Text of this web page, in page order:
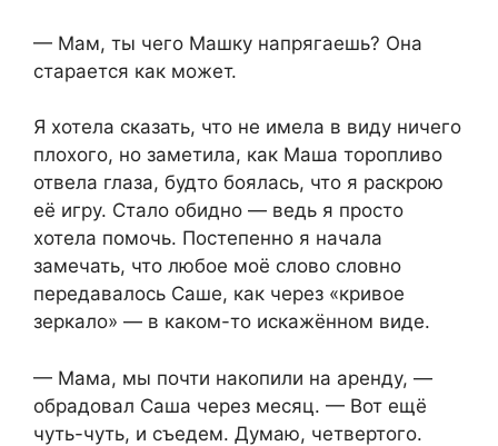
— Мам, ты чего Машку напрягаешь? Она
старается как может.
Я хотела сказать, что не имела в виду ничего
плохого, но заметила, как Маша торопливо
отвела глаза, будто боялась, что я раскрою
её игру. Стало обидно — ведь я просто
хотела помочь. Постепенно я начала
замечать, что любое моё слово словно
передавалось Саше, как через «кривое
зеркало» — в каком-то искажённом виде.
— Мама, мы почти накопили на аренду, —
обрадовал Саша через месяц. — Вот ещё
чуть-чуть, и съедем. Думаю, четвертого.